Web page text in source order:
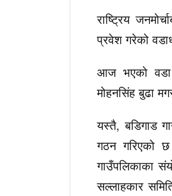
राष्ट्रिय
प्रवेश गरेको
आज भएको वडा
मोहनसिंह बुढा
यस्तै, बडिगाड
गठन गरिएको
गाउँपलिकाका
सल्लाहकार